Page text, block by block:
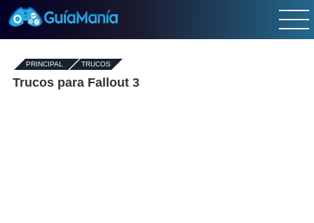
PRINCIPAL - TRUCOS
Trucos para Fallout 3